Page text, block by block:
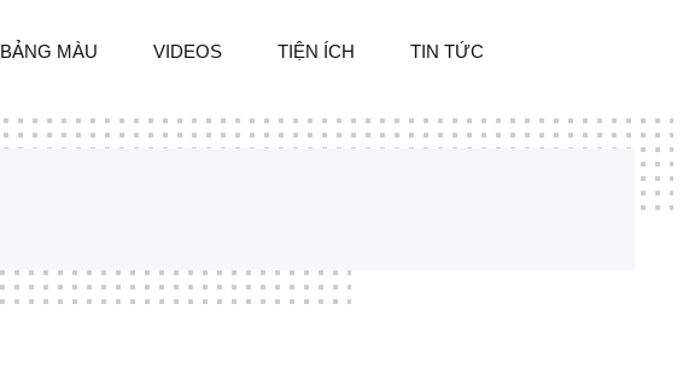
BẢNG MÀU VIDEOS TIỆN ÍCH
TIN TỨC